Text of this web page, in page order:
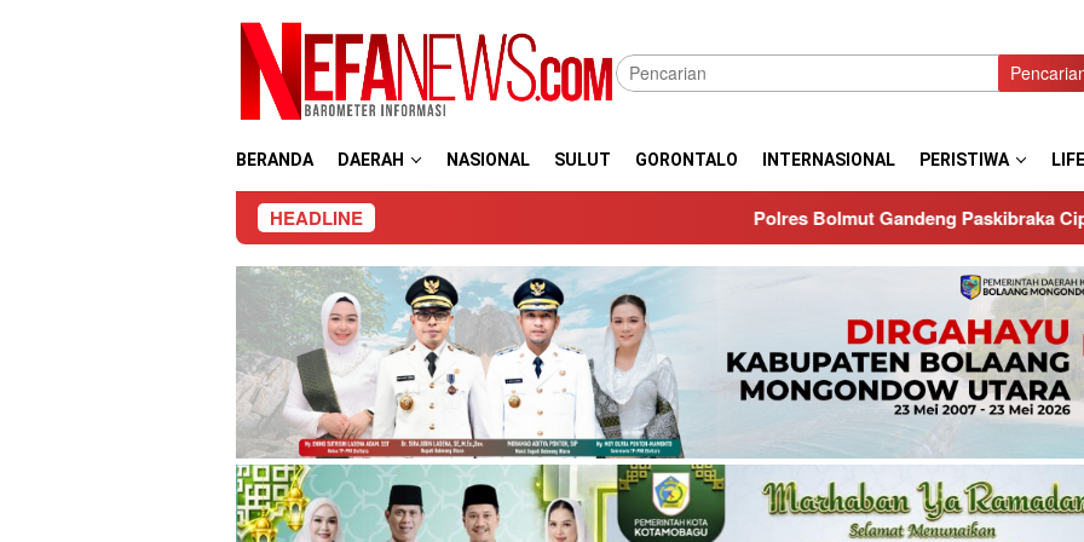
BERANDA DAERAH NASIONAL SULUT GORONTALO INTERNASIONAL PERISTIWA
HEADLINE Polres Bolmut Gandeng Paskibraka Ciptakan Generasi Muda